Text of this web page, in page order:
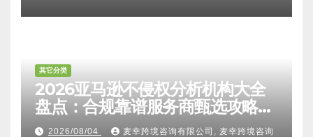
其它分类
2026亚马逊不侵权分析机构大全
盘点：合规靠谱服务商甄选攻略、
避坑FAQ及标杆机构实力详解
2026/08/04 麦幸跨境咨询有限公司, 麦幸跨境咨询